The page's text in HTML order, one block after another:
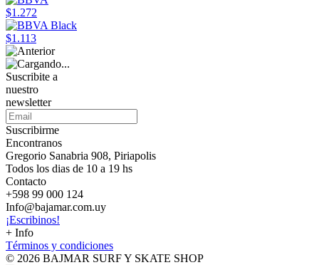
$1.272
$1.113
Suscribite a
nuestro
newsletter
Suscribirme
Encontranos
Gregorio Sanabria 908, Piriapolis
Todos los dias de 10 a 19 hs
Contacto
+598 99 000 124
Info@bajamar.com.uy
¡Escribinos!
+ Info
Términos y condiciones
© 2026 BAJMAR SURF Y SKATE SHOP